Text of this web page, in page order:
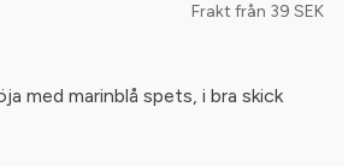
Frakt från 39 SEK
med marinblå spets, i bra skick